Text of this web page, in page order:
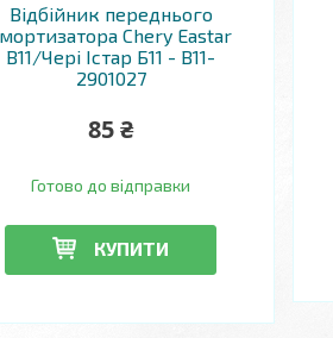
Відбійник переднього
Chery Eastar
B11/Чері Істар Б11 - B11-
2901027
85 ₴
Готово до відправки
КУПИТИ